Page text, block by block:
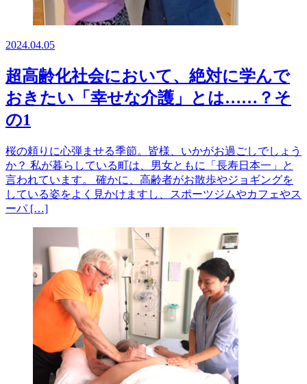
2024.04.05
超高齢化社会において、絶対に学んで
おきたい「幸せな介護」とは……？そ
の1
桜の頼りに心弾ませる季節。皆様、いかがお過ごしでしょう
か？ 私が暮らしている町は、男女ともに「長寿日本一」と
言われています。 確かに、高齢者がお散歩やジョギングを
している姿をよく見かけますし、スポーツジムやカフェやス
ーパ […]